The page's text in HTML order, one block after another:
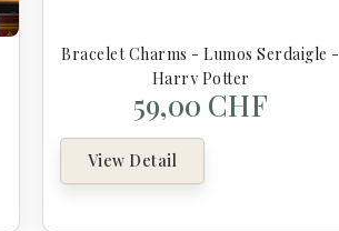
Bracelet Charms - Lumos Serdaigle -
Harry Potter
59,00 CHF
View Detail